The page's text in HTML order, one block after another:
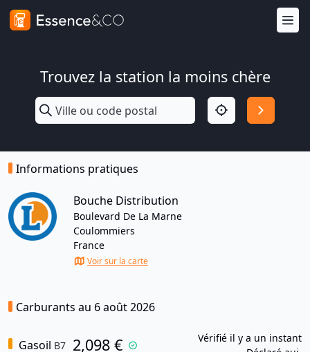
Trouvez la station la moins chère
Informations pratiques
Bouche Distribution
Boulevard De La Marne
Coulommiers
France
Voir sur la carte
Carburants au 6 août 2026
Gasoil B7 2,098 €
Vérifié il y a un instant